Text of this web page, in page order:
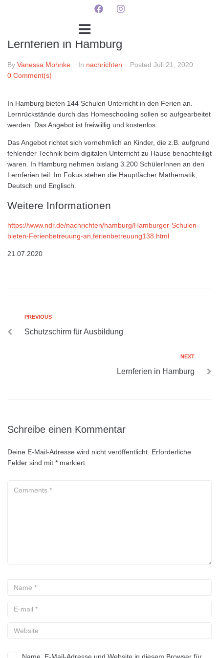
Lernferien in Hamburg
By Vanessa Mohnke In nachrichten Posted Juli 21, 2020
0 Comment(s)
In Hamburg bieten 144 Schulen Unterricht in den Ferien an.
Lernrückstände durch das Homeschooling sollen so aufgearbeitet
werden. Das Angebot ist freiwiillig und kostenlos.
Das Angebot richtet sich vornehmlich an Kinder, die z.B. aufgrund
fehlender Technik beim digitalen Unterricht zu Hause benachteiligt
waren. In Hamburg nehmen bislang 3.200 SchülerInnen an den
Lernferien teil. Im Fokus stehen die Hauptfächer Mathematik,
Deutsch und Englisch.
Weitere Informationen
https://www.ndr.de/nachrichten/hamburg/Hamburger-Schulen-
bieten-Ferienbetreuung-an,ferienbetreuung138.html
21.07.2020
PREVIOUS
Schutzschirm für Ausbildung
NEXT
Lernferien in Hamburg
Schreibe einen Kommentar
Deine E-Mail-Adresse wird nicht veröffentlicht. Erforderliche
Felder sind mit * markiert